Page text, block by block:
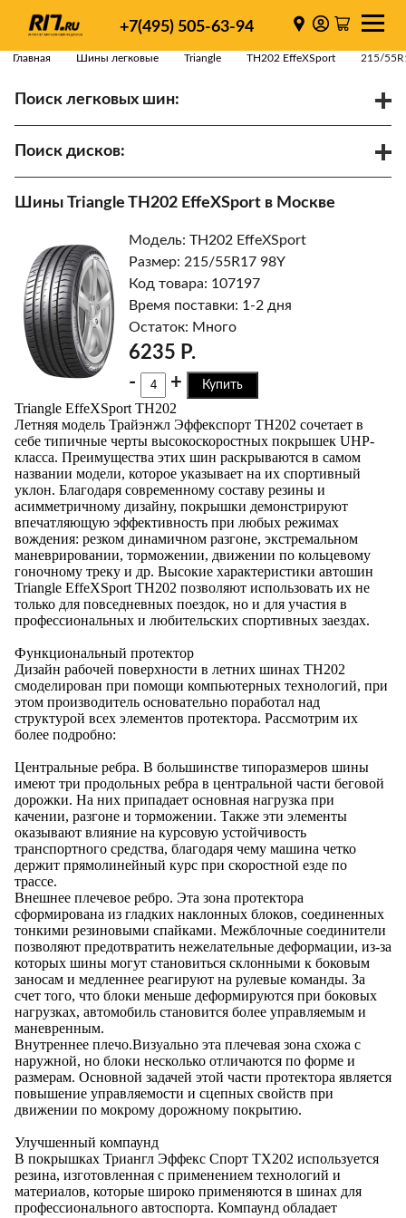
+7(495) 505-63-94
Главная Шины легковые Triangle TH202 EffeXSport 215/
Поиск легковых шин:
Поиск дисков:
Ступица
Найти
Шины Triangle TH202 EffeXSport в Москве
Модель: TH202 EffeXSport
Размер: 215/55R17 98Y
Код товара: 107197
Время поставки: 1-2 дня
Остаток: Много
6235 Р.
-
+ Купить
Triangle EffeXSport TH202
Летняя модель Трайэнжл Эффекспорт ТН202 сочетает в
себе типичные черты высокоскоростных покрышек UHP-
класса. Преимущества этих шин раскрываются в самом
названии модели, которое указывает на их спортивный
уклон. Благодаря современному составу резины и
асимметричному дизайну, покрышки демонстрируют
впечатляющую эффективность при любых режимах
вождения: резком динамичном разгоне, экстремальном
маневрировании, торможении, движении по кольцевому
гоночному треку и др. Высокие характеристики автошин
Triangle EffeXSport TH202 позволяют использовать их не
только для повседневных поездок, но и для участия в
профессиональных и любительских спортивных заездах.
Функциональный протектор
Дизайн рабочей поверхности в летних шинах TH202
смоделирован при помощи компьютерных технологий, при
этом производитель основательно поработал над
структурой всех элементов протектора. Рассмотрим их
более подробно:
Центральные ребра. В большинстве типоразмеров шины
имеют три продольных ребра в центральной части беговой
дорожки. На них припадает основная нагрузка при
качении, разгоне и торможении. Также эти элементы
оказывают влияние на курсовую устойчивость
транспортного средства, благодаря чему машина четко
держит прямолинейный курс при скоростной езде по
трассе.
Внешнее плечевое ребро. Эта зона протектора
сформирована из гладких наклонных блоков, соединенных
тонкими резиновыми спайками. Межблочные соединители
позволяют предотвратить нежелательные деформации, из-за
которых шины могут становиться склонными к боковым
заносам и медленнее реагируют на рулевые команды. За
счет того, что блоки меньше деформируются при боковых
нагрузках, автомобиль становится более управляемым и
маневренным.
Внутреннее плечо.Визуально эта плечевая зона схожа с
наружной, но блоки несколько отличаются по форме и
размерам. Основной задачей этой части протектора является
повышение управляемости и сцепных свойств при
движении по мокрому дорожному покрытию.
Улучшенный компаунд
В покрышках Триангл Эффекс Спорт ТХ202 используется
резина, изготовленная с применением технологий и
материалов, которые широко применяются в шинах для
профессионального автоспорта. Компаунд обладает